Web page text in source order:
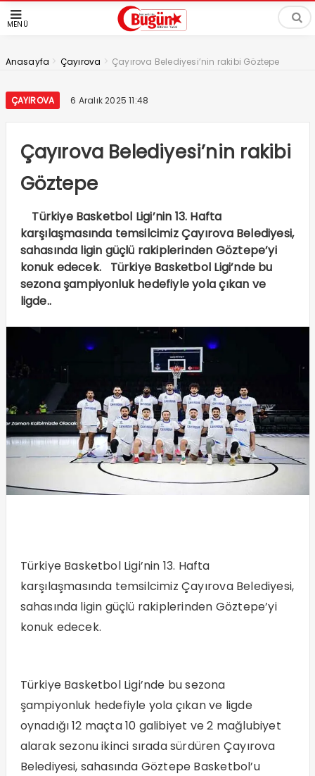
MENÜ
Anasayfa > Çayırova > Çayırova Belediyesi’nin rakibi Göztepe
ÇAYIROVA 6 Aralık 2025 11:48
Çayırova Belediyesi’nin rakibi
Göztepe
Türkiye Basketbol Ligi’nin 13. Hafta
karşılaşmasında temsilcimiz Çayırova Belediyesi,
sahasında ligin güçlü rakiplerinden Göztepe’yi
konuk edecek. Türkiye Basketbol Ligi’nde bu
sezona şampiyonluk hedefiyle yola çıkan ve
ligde..
Türkiye Basketbol Ligi’nin 13. Hafta
karşılaşmasında temsilcimiz Çayırova Belediyesi,
sahasında ligin güçlü rakiplerinden Göztepe’yi
konuk edecek.
Türkiye Basketbol Ligi’nde bu sezona
şampiyonluk hedefiyle yola çıkan ve ligde
oynadığı 12 maçta 10 galibiyet ve 2 mağlubiyet
alarak sezonu ikinci sırada sürdüren Çayırova
Belediyesi, sahasında Göztepe Basketbol’u